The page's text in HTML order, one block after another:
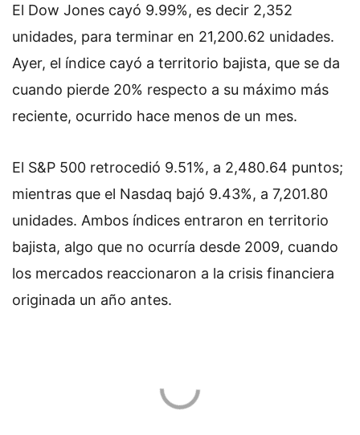
El Dow Jones cayó 9.99%, es decir 2,352
unidades, para terminar en 21,200.62 unidades.
Ayer, el índice cayó a territorio bajista, que se da
cuando pierde 20% respecto a su máximo más
reciente, ocurrido hace menos de un mes.
El S&P 500 retrocedió 9.51%, a 2,480.64 puntos;
mientras que el Nasdaq bajó 9.43%, a 7,201.80
unidades. Ambos índices entraron en territorio
bajista, algo que no ocurría desde 2009, cuando
los mercados reaccionaron a la crisis financiera
originada un año antes.